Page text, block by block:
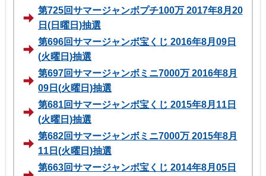
第725回サマージャンボプチ100万 2017年8月20
日(日曜日)抽選
第696回サマージャンボ宝くじ 2016年8月09日
(火曜日)抽選
第697回サマージャンボミニ7000万 2016年8月
09日(火曜日)抽選
第681回サマージャンボ宝くじ 2015年8月11日
(火曜日)抽選
第682回サマージャンボミニ7000万 2015年8月
11日(火曜日)抽選
第663回サマージャンボ宝くじ 2014年8月05日